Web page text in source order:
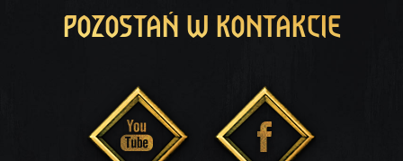
POZOSTAŃ W KONTAKCIE